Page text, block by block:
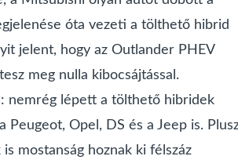
óta vezeti a tölthető hibrid
jelent, hogy az Outlander PHEV
meg nulla kibocsájtással.
nemrég lépett a tölthető hibridek
Peugeot, Opel, DS és a Jeep is.
mostanság hoznak ki félszáz